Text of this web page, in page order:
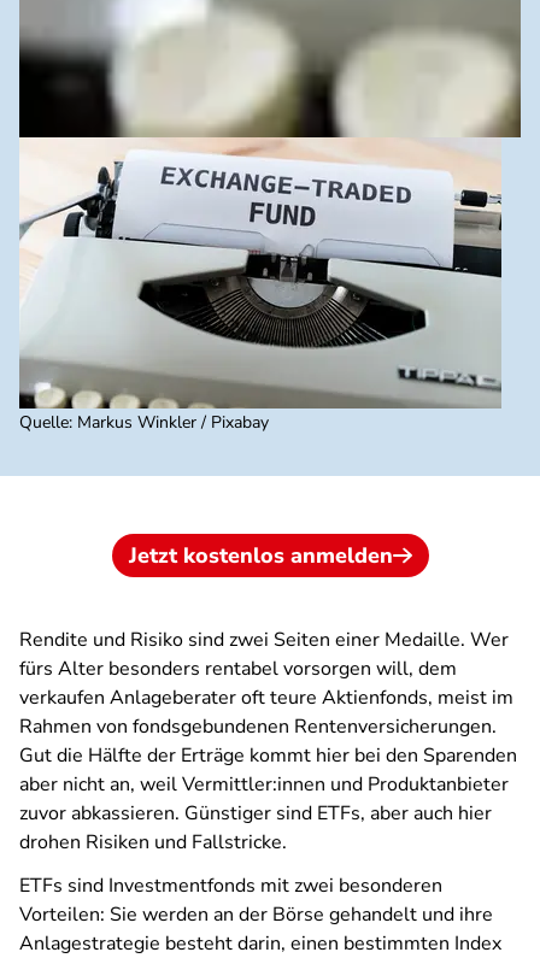
Quelle: Markus Winkler / Pixabay
Jetzt kostenlos anmelden
Rendite und Risiko sind zwei Seiten einer Medaille. Wer
fürs Alter besonders rentabel vorsorgen will, dem
verkaufen Anlageberater oft teure Aktienfonds, meist im
Rahmen von fondsgebundenen Rentenversicherungen.
Gut die Hälfte der Erträge kommt hier bei den Sparenden
aber nicht an, weil Vermittler:innen und Produktanbieter
zuvor abkassieren. Günstiger sind ETFs, aber auch hier
drohen Risiken und Fallstricke.
ETFs sind Investmentfonds mit zwei besonderen
Vorteilen: Sie werden an der Börse gehandelt und ihre
Anlagestrategie besteht darin, einen bestimmten Index